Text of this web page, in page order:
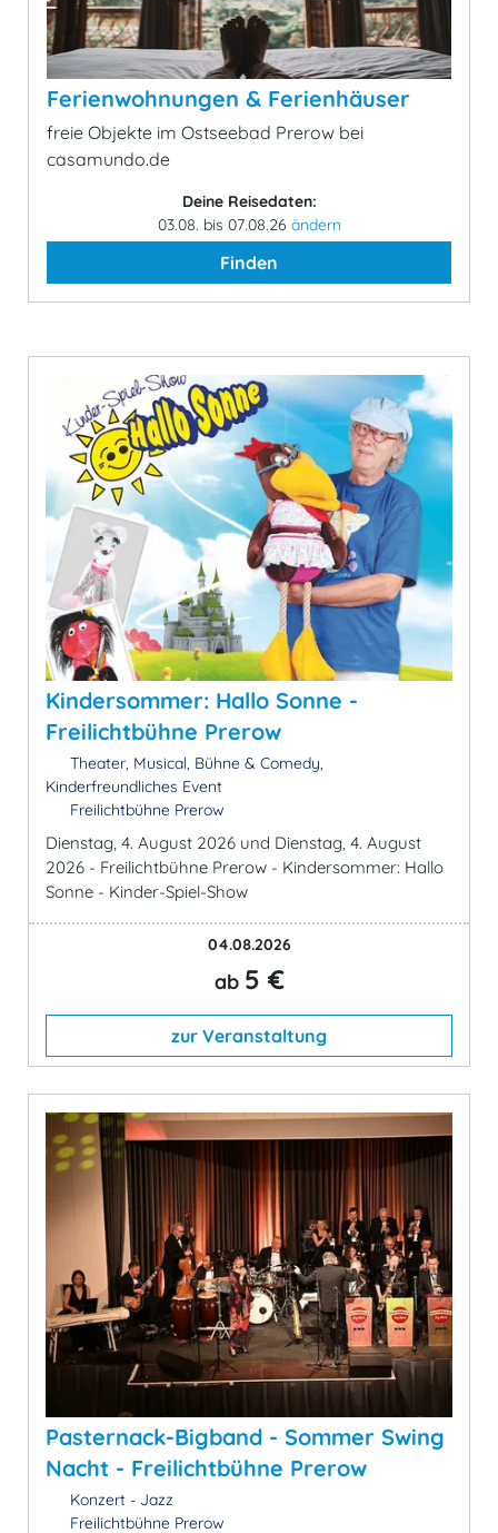
Ferienwohnungen & Ferienhäuser
freie Objekte im Ostseebad Prerow bei
casamundo.de
Deine Reisedaten:
03.08. bis 07.08.26 ändern
Finden
Kindersommer: Hallo Sonne -
Freilichtbühne Prerow
Theater, Musical, Bühne & Comedy,
Kinderfreundliches Event
Freilichtbühne Prerow
Dienstag, 4. August 2026 und Dienstag, 4. August
2026 - Freilichtbühne Prerow - Kindersommer: Hallo
Sonne - Kinder-Spiel-Show
04.08.2026
ab 5 €
zur Veranstaltung
Pasternack-Bigband - Sommer Swing
Nacht - Freilichtbühne Prerow
Konzert - Jazz
Freilichtbühne Prerow